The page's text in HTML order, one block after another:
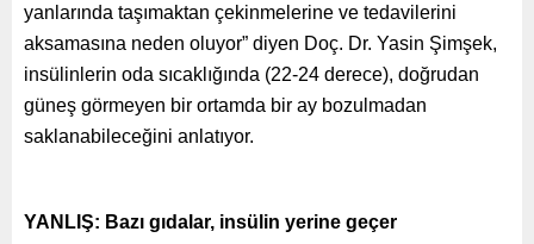
yanlarında taşımaktan çekinmelerine ve tedavilerini
aksamasına neden oluyor” diyen Doç. Dr. Yasin Şimşek,
insülinlerin oda sıcaklığında (22-24 derece), doğrudan
güneş görmeyen bir ortamda bir ay bozulmadan
saklanabileceğini anlatıyor.
YANLIŞ: Bazı gıdalar, insülin yerine geçer